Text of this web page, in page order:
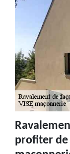
profiter de